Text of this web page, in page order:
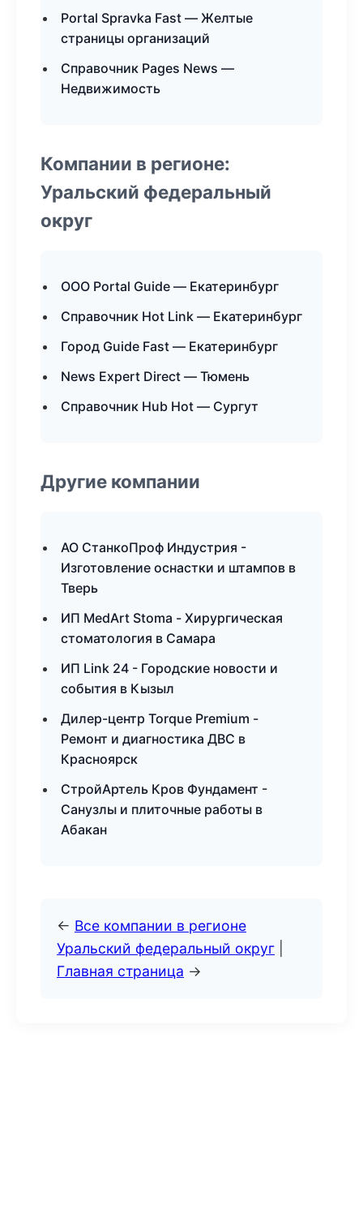
Portal Spravka Fast — Желтые
страницы организаций
Справочник Pages News —
Недвижимость
Компании в регионе:
Уральский федеральный
округ
ООО Portal Guide — Екатеринбург
Справочник Hot Link — Екатеринбург
Город Guide Fast — Екатеринбург
News Expert Direct — Тюмень
Справочник Hub Hot — Сургут
Другие компании
АО СтанкоПроф Индустрия -
Изготовление оснастки и штампов в
Тверь
ИП MedArt Stoma - Хирургическая
стоматология в Самара
ИП Link 24 - Городские новости и
события в Кызыл
Дилер-центр Torque Premium -
Ремонт и диагностика ДВС в
Красноярск
СтройАртель Кров Фундамент -
Санузлы и плиточные работы в
Абакан
← Все компании в регионе
Уральский федеральный округ
Главная страница →